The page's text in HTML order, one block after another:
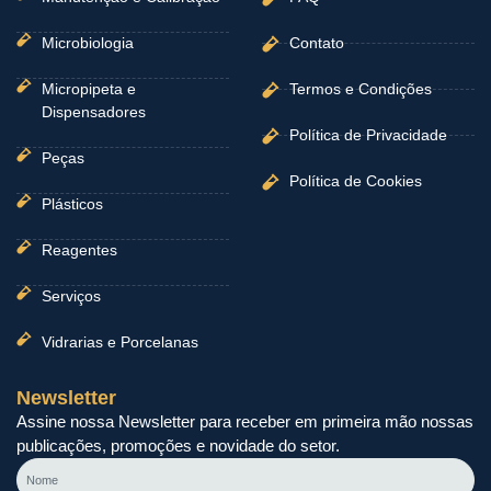
Microbiologia
Micropipeta e
Dispensadores
Peças
Plásticos
Reagentes
Serviços
Vidrarias e Porcelanas
Contato
Termos e Condições
Política de Privacidade
Política de Cookies
Newsletter
Assine nossa Newsletter para receber em primeira mão nossas
publicações, promoções e novidade do setor.
Nome